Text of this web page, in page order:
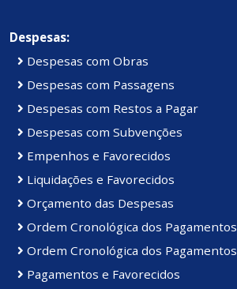
Despesas:
Despesas com Obras
Despesas com Passagens
Despesas com Restos a Pagar
Despesas com Subvenções
Empenhos e Favorecidos
Liquidações e Favorecidos
Orçamento das Despesas
Ordem Cronológica dos Pagamentos
Ordem Cronológica dos Pagamentos
Pagamentos e Favorecidos